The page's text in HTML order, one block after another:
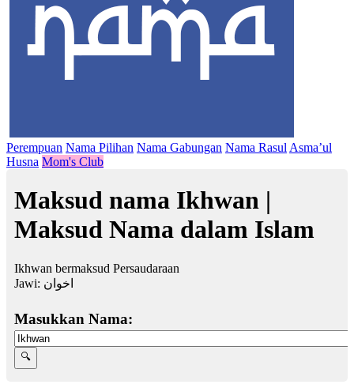
Perempuan Nama Pilihan Nama Gabungan Nama Rasul Asma’ul
Husna Mom's Club
Maksud nama Ikhwan |
Maksud Nama dalam Islam
Ikhwan bermaksud Persaudaraan
Jawi: اخوان
Masukkan Nama: